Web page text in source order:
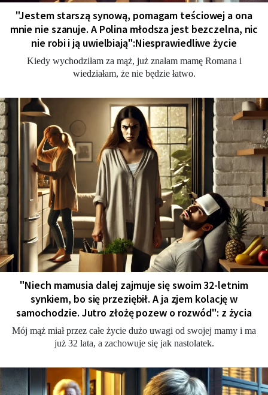
"Jestem starszą synową, pomagam teściowej a ona
mnie nie szanuje. A Polina młodsza jest bezczelna, nic
nie robi i ją uwielbiają":Niesprawiedliwe życie
Kiedy wychodziłam za mąż, już znałam mamę Romana i
wiedziałam, że nie będzie łatwo.
"Niech mamusia dalej zajmuje się swoim 32-letnim
synkiem, bo się przeziębił. A ja zjem kolację w
samochodzie. Jutro złożę pozew o rozwód": z życia
Mój mąż miał przez całe życie dużo uwagi od swojej mamy i ma
już 32 lata, a zachowuje się jak nastolatek.